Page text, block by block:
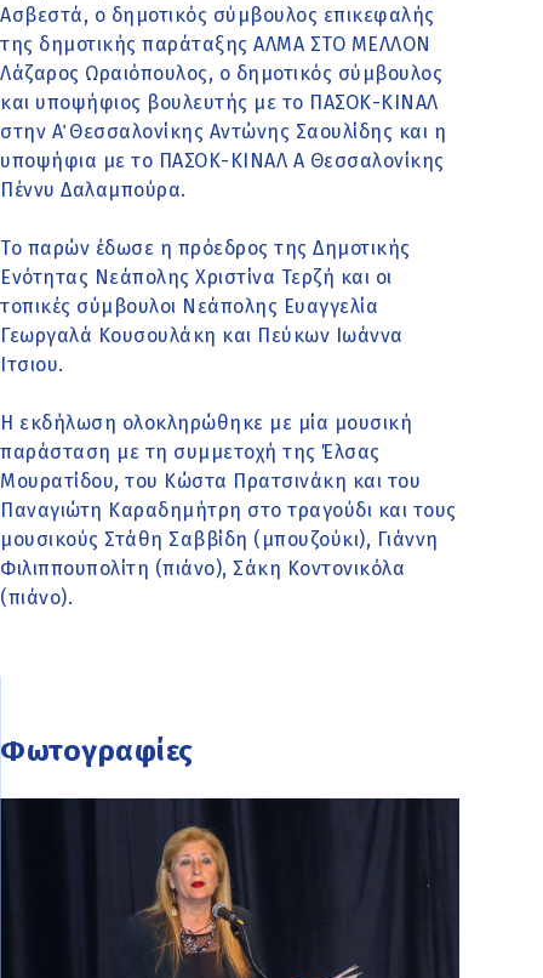
Ασβεστά, ο δημοτικός σύμβουλος επικεφαλής
της δημοτικής παράταξης ΑΛΜΑ ΣΤΟ ΜΕΛΛΟΝ
Λάζαρος Ωραιόπουλος, ο δημοτικός σύμβουλος
και υποψήφιος βουλευτής με το ΠΑΣΟΚ-ΚΙΝΑΛ
στην Α΄ Θεσσαλονίκης Αντώνης Σαουλίδης και η
υποψήφια με το ΠΑΣΟΚ-ΚΙΝΑΛ Α Θεσσαλονίκης
Πέννυ Δαλαμπούρα.
Το παρών έδωσε η πρόεδρος της Δημοτικής
Ενότητας Νεάπολης Χριστίνα Τερζή και οι
τοπικές σύμβουλοι Νεάπολης Ευαγγελία
Γεωργαλά Κουσουλάκη και Πεύκων Ιωάννα
Ιτσιου.
Η εκδήλωση ολοκληρώθηκε με μία μουσική
παράσταση με τη συμμετοχή της Έλσας
Μουρατίδου, του Κώστα Πρατσινάκη και του
Παναγιώτη Καραδημήτρη στο τραγούδι και τους
μουσικούς Στάθη Σαββίδη (μπουζούκι), Γιάννη
Φιλιππουπολίτη (πιάνο), Σάκη Κοντονικόλα
(πιάνο).
Φωτογραφίες